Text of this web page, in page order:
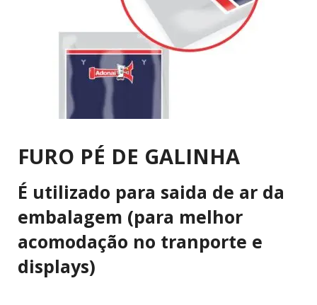
FURO PÉ DE GALINHA
É utilizado para saida de ar da
embalagem (para melhor
acomodação no tranporte e
displays)